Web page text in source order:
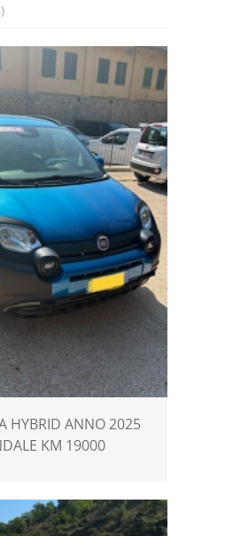
HYBRID ANNO 2025
KM 19000